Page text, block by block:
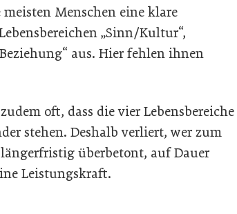
Menschen eine klare
„Sinn/Kultur“,
aus. Hier fehlen ihnen
oft, dass die vier Lebensbereiche
stehen. Deshalb verliert, wer zum
überbetont, auf Dauer
Leistungskraft.